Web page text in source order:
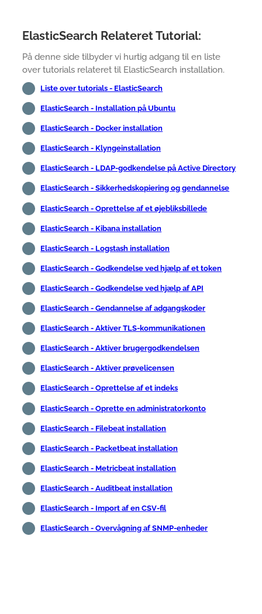
ElasticSearch Relateret Tutorial:
På denne side tilbyder vi hurtig adgang til en liste
over tutorials relateret til ElasticSearch installation.
Liste over tutorials - ElasticSearch
ElasticSearch - Installation på Ubuntu
ElasticSearch - Docker installation
ElasticSearch - Klyngeinstallation
ElasticSearch - LDAP-godkendelse på Active Directory
ElasticSearch - Sikkerhedskopiering og gendannelse
ElasticSearch - Oprettelse af et øjebliksbillede
ElasticSearch - Kibana installation
ElasticSearch - Logstash installation
ElasticSearch - Godkendelse ved hjælp af et token
ElasticSearch - Godkendelse ved hjælp af API
ElasticSearch - Gendannelse af adgangskoder
ElasticSearch - Aktiver TLS-kommunikationen
ElasticSearch - Aktiver brugergodkendelsen
ElasticSearch - Aktiver prøvelicensen
ElasticSearch - Oprettelse af et indeks
ElasticSearch - Oprette en administratorkonto
ElasticSearch - Filebeat installation
ElasticSearch - Packetbeat installation
ElasticSearch - Metricbeat installation
ElasticSearch - Auditbeat installation
ElasticSearch - Import af en CSV-fil
ElasticSearch - Overvågning af SNMP-enheder